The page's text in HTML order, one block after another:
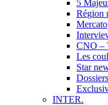
5
Région
Mercato
CNO –
Les
Star
Dossiers
INTER.